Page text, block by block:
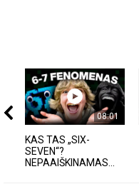
08:01
KAS TAS „SIX-
SEVEN“?
NEPAAIŠKINAMAS...